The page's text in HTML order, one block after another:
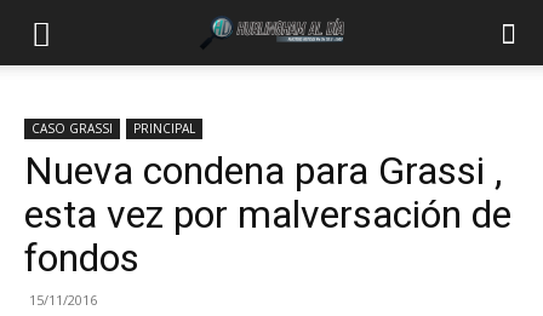
CASO GRASSI PRINCIPAL
Nueva condena para Grassi ,
esta vez por malversación de
fondos
15/11/2016